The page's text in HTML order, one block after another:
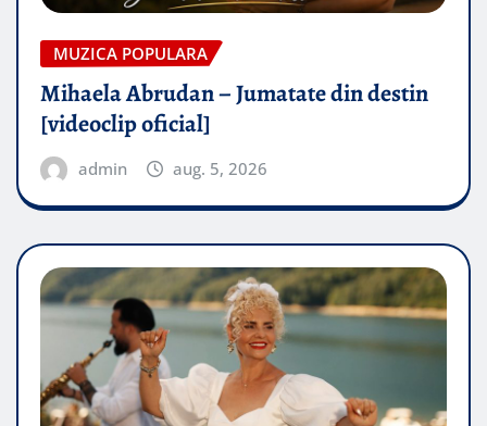
MUZICA POPULARA
Mihaela Abrudan – Jumatate din destin
[videoclip oficial]
admin aug. 5, 2026